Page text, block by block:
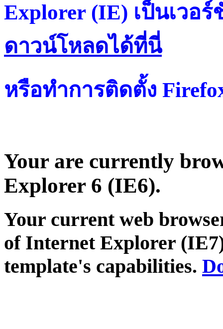
Explorer (IE) เป็นเวอ
ดาวน์โหลดได้ที่น
หรือทำการติดตั้ง
Your are currently
Explorer 6 (IE6).
Your current web
of Internet Explorer
template's capabilities.